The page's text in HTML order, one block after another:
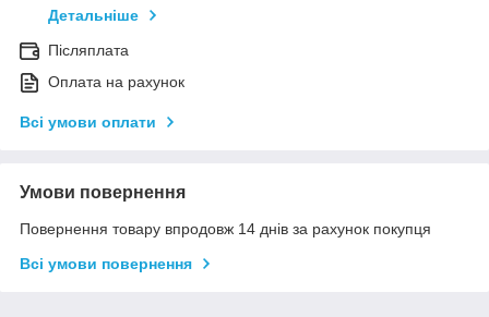
Детальніше
Післяплата
Оплата на рахунок
Всі умови оплати
Умови повернення
Повернення товару впродовж 14 днів за рахунок покупця
Всі умови повернення